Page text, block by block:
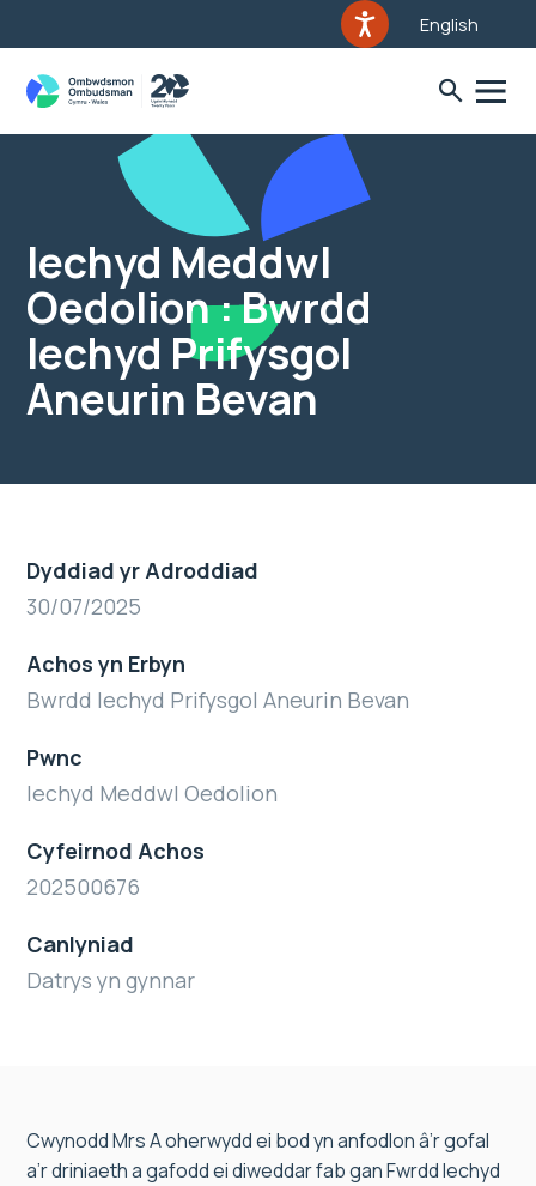
English
Iechyd Meddwl
Oedolion : Bwrdd
Iechyd Prifysgol
Aneurin Bevan
Dyddiad yr Adroddiad
30/07/2025
Achos yn Erbyn
Bwrdd Iechyd Prifysgol Aneurin Bevan
Pwnc
Iechyd Meddwl Oedolion
Cyfeirnod Achos
202500676
Canlyniad
Datrys yn gynnar
Cwynodd Mrs A oherwydd ei bod yn anfodlon â’r gofal
a’r driniaeth a gafodd ei diweddar fab gan Fwrdd Iechyd